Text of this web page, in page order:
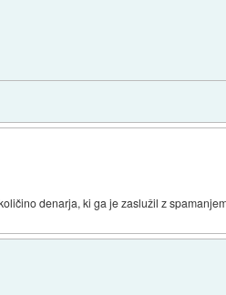
denarja, ki ga je zaslužil z